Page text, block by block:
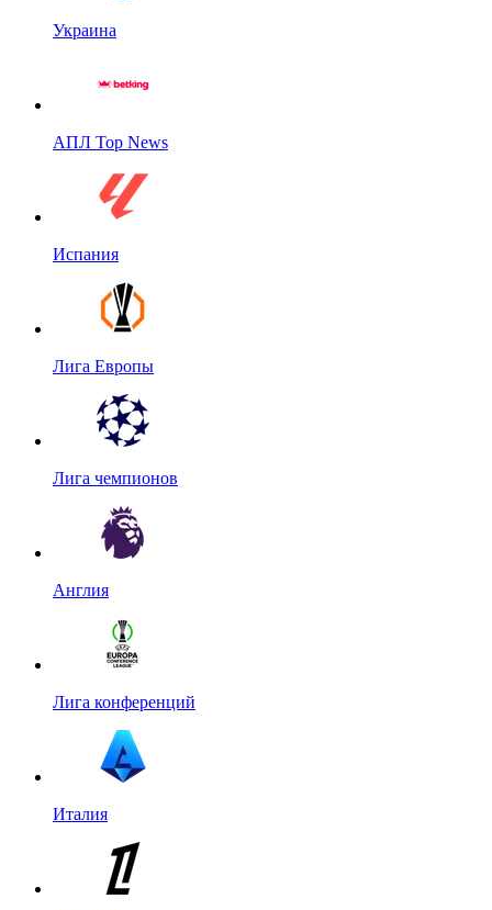
Украина
АПЛ Top News
Испания
Лига Европы
Лига чемпионов
Англия
Лига конференций
Италия